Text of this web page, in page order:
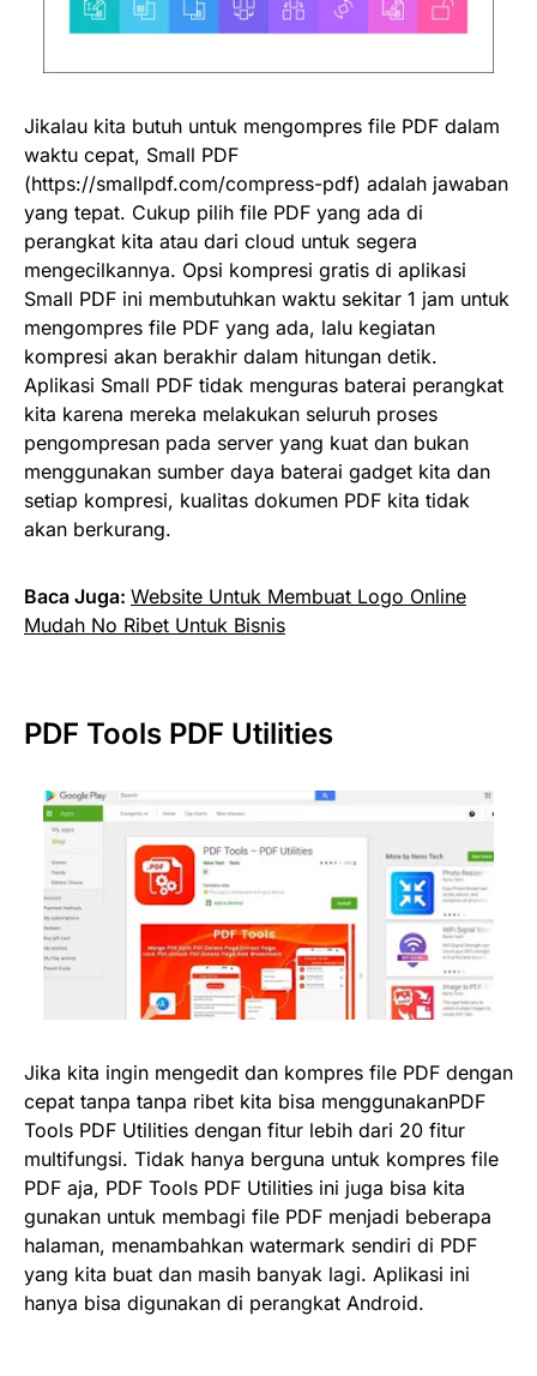
Jikalau kita butuh untuk mengompres file PDF dalam
waktu cepat, Small PDF
(https://smallpdf.com/compress-pdf) adalah jawaban
yang tepat. Cukup pilih file PDF yang ada di
perangkat kita atau dari cloud untuk segera
mengecilkannya. Opsi kompresi gratis di aplikasi
Small PDF ini membutuhkan waktu sekitar 1 jam untuk
mengompres file PDF yang ada, lalu kegiatan
kompresi akan berakhir dalam hitungan detik.
Aplikasi Small PDF tidak menguras baterai perangkat
kita karena mereka melakukan seluruh proses
pengompresan pada server yang kuat dan bukan
menggunakan sumber daya baterai gadget kita dan
setiap kompresi, kualitas dokumen PDF kita tidak
akan berkurang.
Baca Juga: Website Untuk Membuat Logo Online
Mudah No Ribet Untuk Bisnis
PDF Tools PDF Utilities
Jika kita ingin mengedit dan kompres file PDF dengan
cepat tanpa tanpa ribet kita bisa menggunakanPDF
Tools PDF Utilities dengan fitur lebih dari 20 fitur
multifungsi. Tidak hanya berguna untuk kompres file
PDF aja, PDF Tools PDF Utilities ini juga bisa kita
gunakan untuk membagi file PDF menjadi beberapa
halaman, menambahkan watermark sendiri di PDF
yang kita buat dan masih banyak lagi. Aplikasi ini
hanya bisa digunakan di perangkat Android.